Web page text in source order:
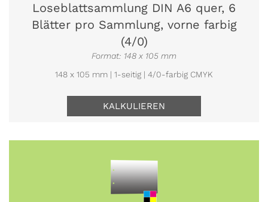
Loseblattsammlung DIN A6 quer, 6
Blätter pro Sammlung, vorne farbig
(4/0)
Format: 148 x 105 mm
148 x 105 mm | 1-seitig | 4/0-farbig CMYK
KALKULIEREN